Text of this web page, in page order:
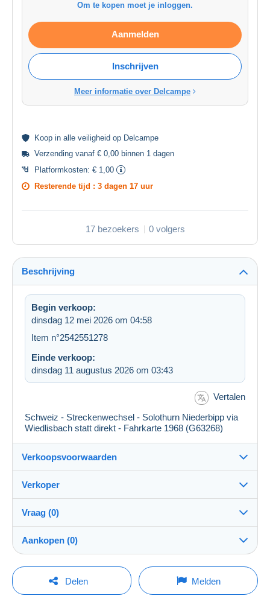
Om te kopen moet je inloggen.
Aanmelden
Inschrijven
Meer informatie over Delcampe
Koop in alle veiligheid op Delcampe
Verzending vanaf € 0,00 binnen 1 dagen
Platformkosten: € 1,00
Resterende tijd : 3 dagen 17 uur
17 bezoekers 0 volgers
Beschrijving
Begin verkoop:
dinsdag 12 mei 2026 om 04:58
Item n°2542551278
Einde verkoop:
dinsdag 11 augustus 2026 om 03:43
Vertalen
Schweiz - Streckenwechsel - Solothurn Niederbipp via
Wiedlisbach statt direkt - Fahrkarte 1968 (G63268)
Verkoopsvoorwaarden
Details van de verkoopvoorwaarden
Verzending na betaling binnen 1 dagen
Retourkosten ten laste van de koper.
Om de termijnen voor terugzending en terugbetaling van
Verkoper
heimatsammlung100%(8058x)
PRO
Winkel
Naam:
Vraag (0)
Om een vraag te stellen moet u een sessie
Aankopen (0)
Laatste actualisering: 10:07:09
Delen Melden